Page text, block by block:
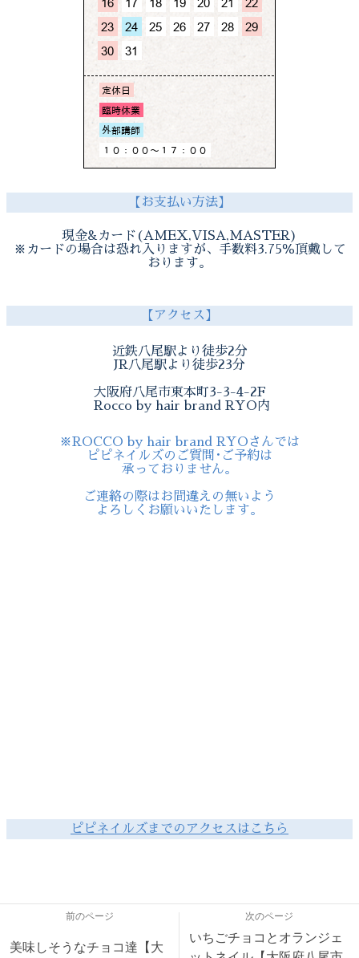
【お支払い方法】
現金&カード(AMEX,VISA,MASTER)
※カードの場合は恐れ入りますが、手数料3.75％頂戴して
おります。
【アクセス】
近鉄八尾駅より徒歩2分
JR八尾駅より徒歩23分
大阪府八尾市東本町3-3-4-2F
Rocco by hair brand RYO内
※ROCCO by hair brand RYOさんでは
ピピネイルズのご質問･ご予約は
承っておりません。
ご連絡の際はお間違えの無いよう
よろしくお願いいたします。
ピピネイルズまでのアクセスはこちら
前のページ
美味しそうなチョコ達【大
次のページ
いちごチョコとオランジェ